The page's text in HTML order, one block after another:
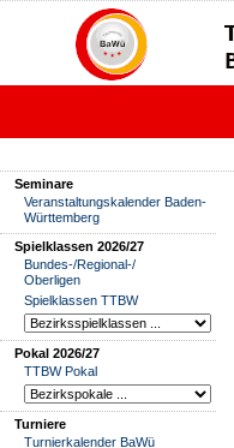
Seminare
Veranstaltungskalender Baden-
Württemberg
Spielklassen 2026/27
Bundes-/Regional-/
Oberligen
Spielklassen TTBW
Pokal 2026/27
TTBW Pokal
Turniere
Turnierkalender BaWü